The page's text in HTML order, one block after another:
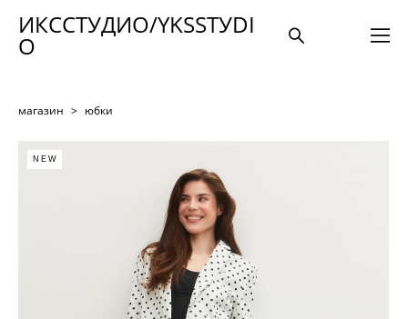
ИКССТУДИО/YKSSTУDI
O
магазин > юбки
NEW